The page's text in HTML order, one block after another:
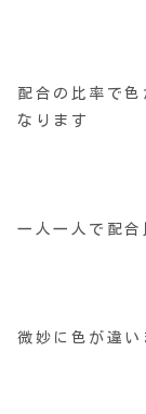
配合の比率で
なります
一人一人で配合
微妙に色が違い